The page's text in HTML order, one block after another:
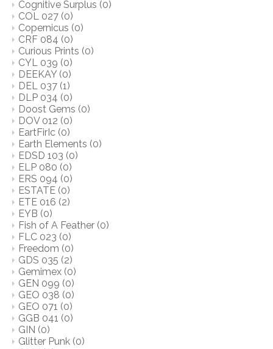
Cognitive Surplus (0)
COL 027 (0)
Copernicus (0)
CRF 084 (0)
Curious Prints (0)
CYL 039 (0)
DEEKAY (0)
DEL 037 (1)
DLP 034 (0)
Doost Gems (0)
DOV 012 (0)
EartFirIc (0)
Earth Elements (0)
EDSD 103 (0)
ELP 080 (0)
ERS 094 (0)
ESTATE (0)
ETE 016 (2)
EYB (0)
Fish of A Feather (0)
FLC 023 (0)
Freedom (0)
GDS 035 (2)
Gemimex (0)
GEN 099 (0)
GEO 038 (0)
GEO 071 (0)
GGB 041 (0)
GIN (0)
Glitter Punk (0)